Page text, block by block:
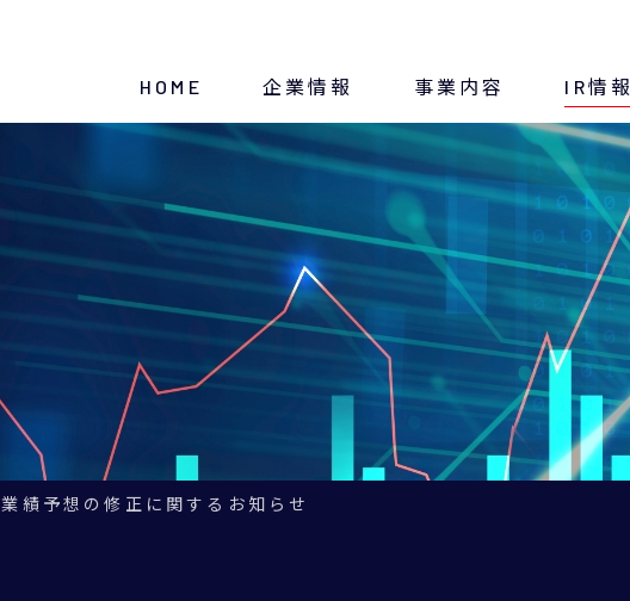
HOME 企業情報
トップメッセージ
経営方針
沿革
事業内容
断熱材
IR情報
ディスクロージャー方針
IRニュース
IRスケジュール
決算・財務情報
業績予想の修正に関するお知らせ